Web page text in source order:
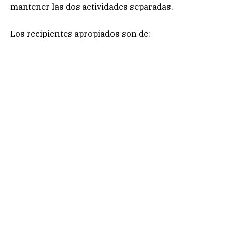
mantener las dos actividades separadas.
Los recipientes apropiados son de: